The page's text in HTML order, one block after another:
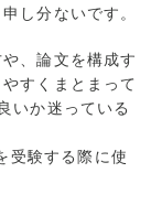
し分ないです。
、論文を構成す
すくまとまって
いか迷っている
受験する際に使